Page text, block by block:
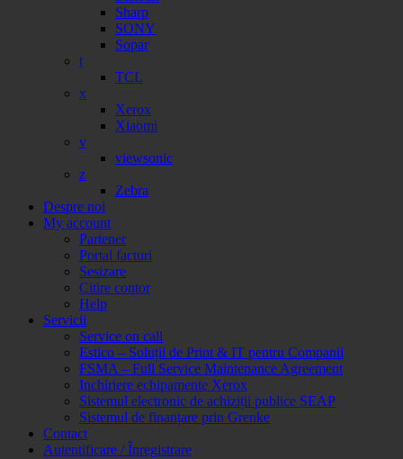
Sharp
SONY
Sopar
t
TCL
x
Xerox
Xiaomi
v
viewsonic
z
Zebra
Despre noi
My account
Partener
Portal facturi
Sesizare
Citire contor
Help
Servicii
Service on call
Estico – Soluții de Print & IT pentru Companii
FSMA – Full Service Maintenance Agreement
Inchiriere echipamente Xerox
Sistemul electronic de achiziții publice SEAP
Sistemul de finanțare prin Grenke
Contact
Autentificare / Înregistrare